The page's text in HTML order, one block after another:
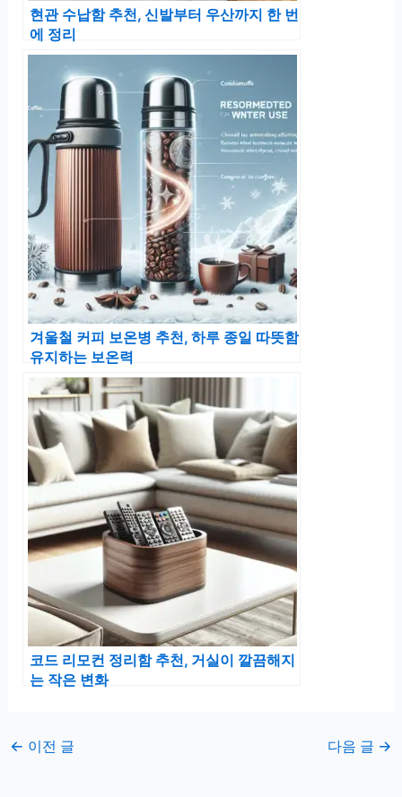
현관 수납함 추천, 신발부터 우산까지 한 번
에 정리
겨울철 커피 보온병 추천, 하루 종일 따뜻함
유지하는 보온력
코드 리모컨 정리함 추천, 거실이 깔끔해지
는 작은 변화
← 이전 글 다음 글 →